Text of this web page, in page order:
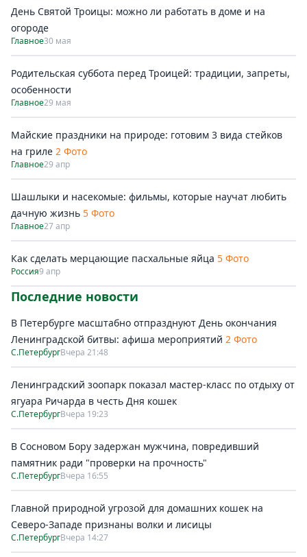
День Святой Троицы: можно ли работать в доме и на
огороде
Главное30 мая
Родительская суббота перед Троицей: традиции, запреты,
особенности
Главное29 мая
Майские праздники на природе: готовим 3 вида стейков
на гриле 2 Фото
Главное29 апр
Шашлыки и насекомые: фильмы, которые научат любить
дачную жизнь 5 Фото
Главное27 апр
Как сделать мерцающие пасхальные яйца 5 Фото
Россия9 апр
Последние новости
В Петербурге масштабно отпразднуют День окончания
Ленинградской битвы: афиша мероприятий 2 Фото
С.ПетербургВчера 21:48
Ленинградский зоопарк показал мастер-класс по отдыху от
ягуара Ричарда в честь Дня кошек
С.ПетербургВчера 19:23
В Сосновом Бору задержан мужчина, повредивший
памятник ради "проверки на прочность"
С.ПетербургВчера 16:55
Главной природной угрозой для домашних кошек на
Северо-Западе признаны волки и лисицы
С.ПетербургВчера 14:27